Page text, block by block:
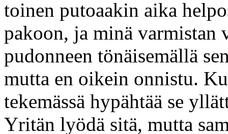
toinen putoaakin aika
pakoon, ja minä varmistan
pudonneen tönäisemällä
mutta en oikein onnistu.
tekemässä hypähtää se
Yritän lyödä sitä, mutta